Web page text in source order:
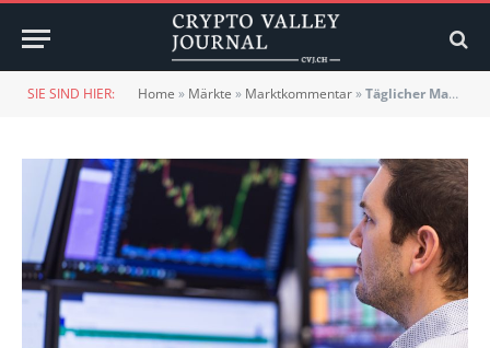
SIE SIND HIER: Home » Märkte » Marktkommentar»Täglicher Marktkommentar vom 02.10.2019